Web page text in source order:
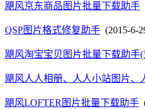
飓风京东商品图片批量下载助手
QSP图片格式修复助手 (2015-6-
飓风淘宝宝贝图片批量下载助手
飓风人人相册、人人小站图片
飓风LOFTER图片批量下载助手